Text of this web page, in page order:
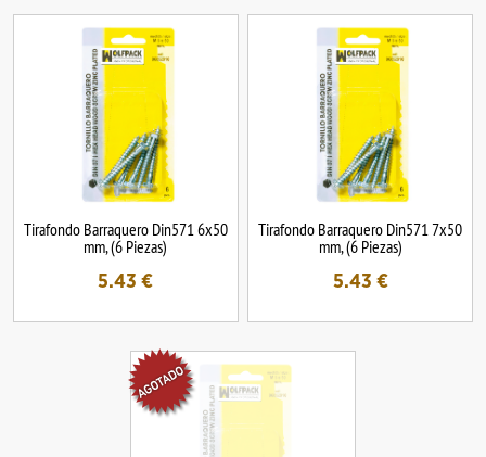
Tirafondo Barraquero Din571 6x50
mm, (6 Piezas)
5.43 €
Tirafondo Barraquero Din571 7x50
mm, (6 Piezas)
5.43 €